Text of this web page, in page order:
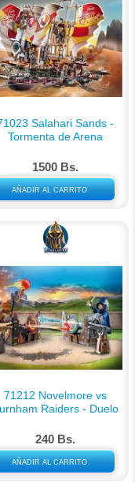
Salahari Sands -
Tormenta de Arena
1500 Bs.
AÑADIR AL CARRITO
71212 Novelmore vs
Raiders - Duelo
240 Bs.
AÑADIR AL CARRITO